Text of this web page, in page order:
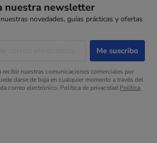
nuestra newsletter
novedades, guías prácticas y ofertas
nuestras comunicaciones comerciales por
darse de baja en cualquier momento a través del
correo electrónico. Política de privacidad Política